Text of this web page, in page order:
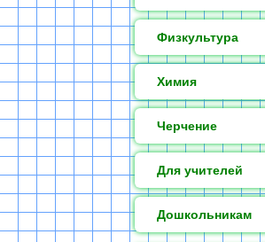
Физкультура
Химия
Черчение
Для учителей
Дошкольникам